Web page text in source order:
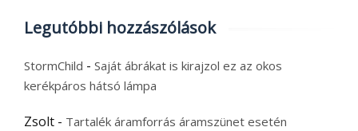
Legutóbbi hozzászólások
StormChild - Saját ábrákat is kirajzol ez az okos
kerékpáros hátsó lámpa
Zsolt - Tartalék áramforrás áramszünet esetén